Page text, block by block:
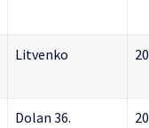
Litvenko
Dolan 36.